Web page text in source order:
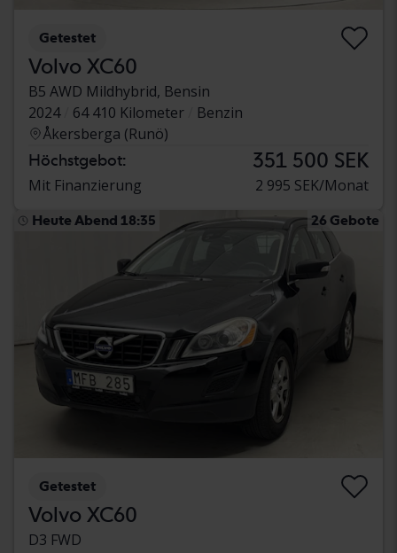
Getestet
Volvo XC60
B5 AWD Mildhybrid, Bensin
2024
64 410 Kilometer
Benzin
Åkersberga (Runö)
Höchstgebot: 351 500 SEK
Mit Finanzierung 2 995 SEK/Monat
Heute Abend 18:35 26 Gebote
Getestet
Volvo XC60
D3 FWD